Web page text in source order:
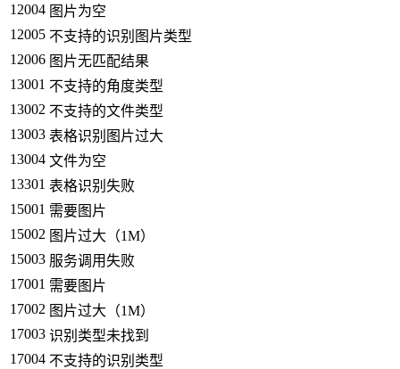
12004 图片为空
12005 不支持的识别图片类型
12006 图片无匹配结果
13001 不支持的角度类型
13002 不支持的文件类型
13003 表格识别图片过大
13004 文件为空
13301 表格识别失败
15001 需要图片
15002 图片过大（1M）
15003 服务调用失败
17001 需要图片
17002 图片过大（1M）
17003 识别类型未找到
17004 不支持的识别类型